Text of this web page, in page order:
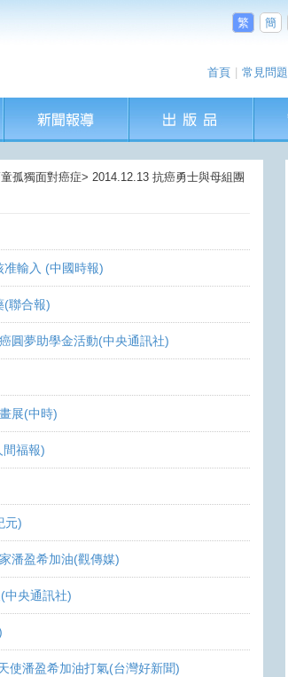
繁 簡
首頁 常見問題
孤獨面對癌症> 2014.12.13 抗癌勇士與母組團
輸入 (中國時報)
(聯合報)
圓夢助學金活動(中央通訊社)
展(中時)
福報)
元)
潘盈希加油(觀傳媒)
中央通訊社)
使潘盈希加油打氣(台灣好新聞)